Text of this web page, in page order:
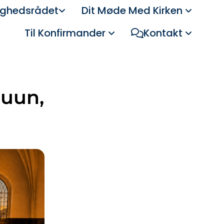
Dit Møde Med Kirken
Til Konfirmander
Kontakt